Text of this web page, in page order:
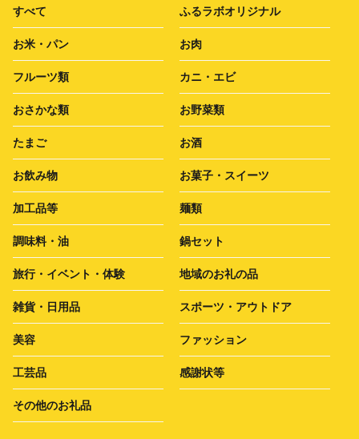
すべて ふるラボオリジナル
お米・パン お肉
フルーツ類 カニ・エビ
おさかな類 お野菜類
たまご お酒
お飲み物 お菓子・スイーツ
加工品等 麺類
調味料・油 鍋セット
旅行・イベント・体験 地域のお礼の品
雑貨・日用品 スポーツ・アウトドア
美容 ファッション
工芸品 感謝状等
その他のお礼品